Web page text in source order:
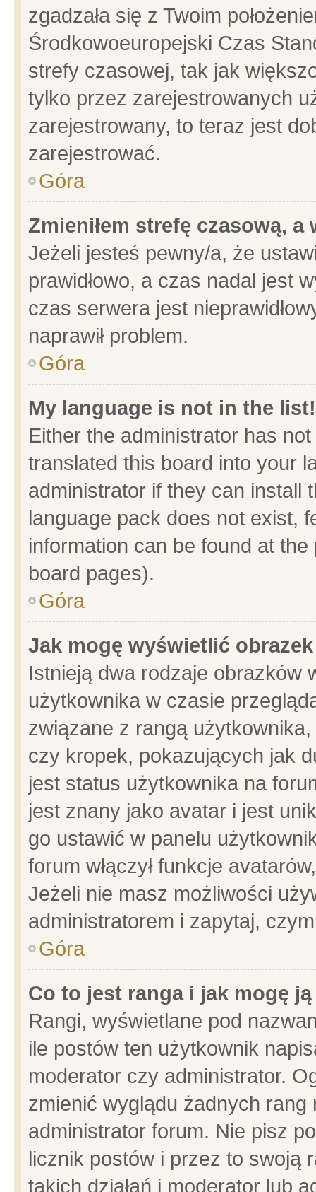
zgadzała się z Twoim
Środkowoeuropejski Czas
strefy czasowej, tak jak
tylko przez zarejestrowanych
zarejestrowany, to teraz jest
zarejestrować.
Góra
Zmieniłem strefę czasową,
Jeżeli jesteś pewny/a, że
prawidłowo, a czas nadal jest
czas serwera jest
naprawił problem.
Góra
My language is not in the list!
Either the administrator has
translated this board into your
administrator if they can install
language pack does not exist,
information can be found at
board pages).
Góra
Jak mogę wyświetlić
Istnieją dwa rodzaje obrazków
użytkownika w czasie
związane z rangą
czy kropek, pokazujących jak
jest status użytkownika na
jest znany jako avatar i jest
go ustawić w panelu
forum włączył funkcje
Jeżeli nie masz możliwości
administratorem i zapytaj,
Góra
Co to jest ranga i jak mogę
Rangi, wyświetlane pod
ile postów ten użytkownik
moderator czy administrator.
zmienić wyglądu żadnych
administrator forum. Nie pisz
licznik postów i przez to swoją
takich działań i moderator lub